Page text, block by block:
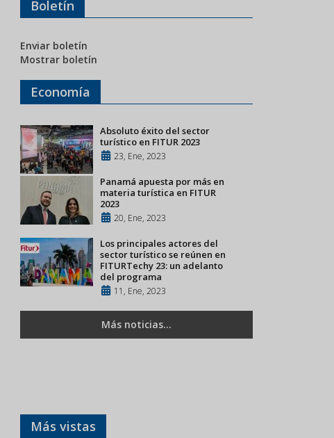
Boletín
Enviar boletín
Mostrar boletín
Economía
Absoluto éxito del sector
turístico en FITUR 2023
23, Ene, 2023
Panamá apuesta por más en
materia turística en FITUR
2023
20, Ene, 2023
Los principales actores del
sector turístico se reúnen en
FITURTechy 23: un adelanto
del programa
11, Ene, 2023
Más noticias...
Más vistas